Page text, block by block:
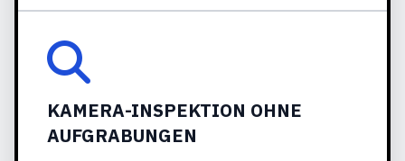
KAMERA-INSPEKTION OHNE
AUFGRABUNGEN